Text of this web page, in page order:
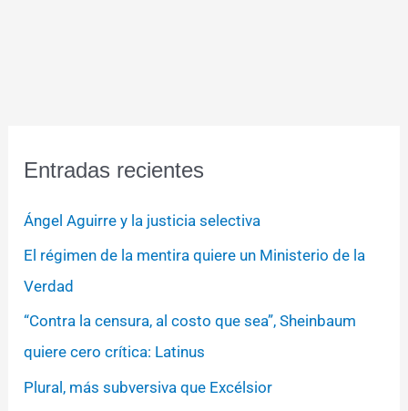
Entradas recientes
Ángel Aguirre y la justicia selectiva
El régimen de la mentira quiere un Ministerio de la
Verdad
“Contra la censura, al costo que sea”, Sheinbaum
quiere cero crítica: Latinus
Plural, más subversiva que Excélsior